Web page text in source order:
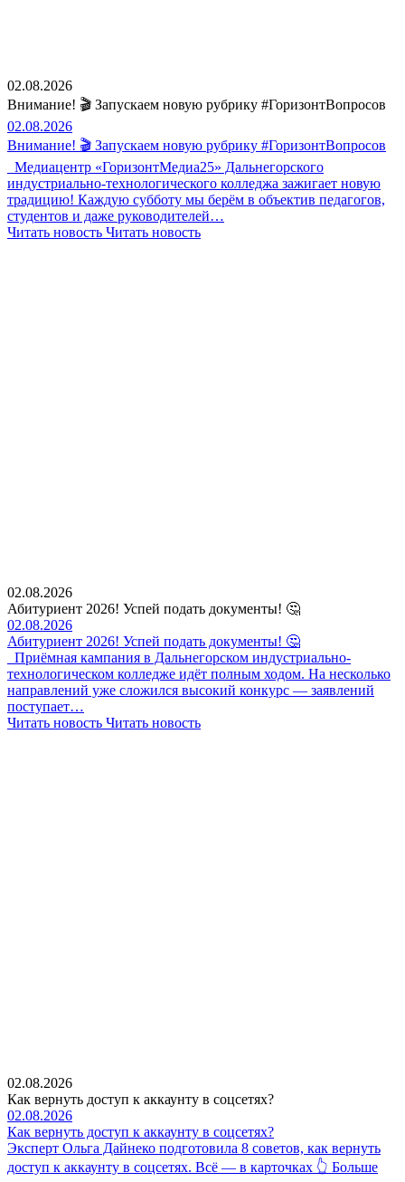
02.08.2026
Внимание! 🎬 Запускаем новую рубрику #ГоризонтВопросов
02.08.2026
Внимание! 🎬 Запускаем новую рубрику #ГоризонтВопросов
Медиацентр «ГоризонтМедиа25» Дальнегорского
индустриально-технологического колледжа зажигает новую
традицию! Каждую субботу мы берём в объектив педагогов,
студентов и даже руководителей…
Читать новость Читать новость
02.08.2026
Абитуриент 2026! Успей подать документы! 🤔
02.08.2026
Абитуриент 2026! Успей подать документы! 🤔
Приёмная кампания в Дальнегорском индустриально-
технологическом колледже идёт полным ходом. На несколько
направлений уже сложился высокий конкурс — заявлений
поступает…
Читать новость Читать новость
02.08.2026
Как вернуть доступ к аккаунту в соцсетях?
02.08.2026
Как вернуть доступ к аккаунту в соцсетях?
Эксперт Ольга Дайнеко подготовила 8 советов, как вернуть
доступ к аккаунту в соцсетях. Всё — в карточках 👆 Больше